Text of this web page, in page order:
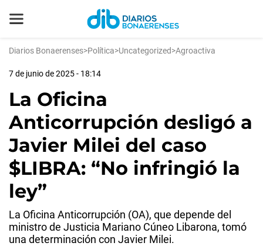
Diarios Bonaerenses>Política>Uncategorized>Agroactiva
7 de junio de 2025 - 18:14
La Oficina
Anticorrupción desligó a
Javier Milei del caso
$LIBRA: “No infringió la
ley”
La Oficina Anticorrupción (OA), que depende del
ministro de Justicia Mariano Cúneo Libarona, tomó
una determinación con Javier Milei.